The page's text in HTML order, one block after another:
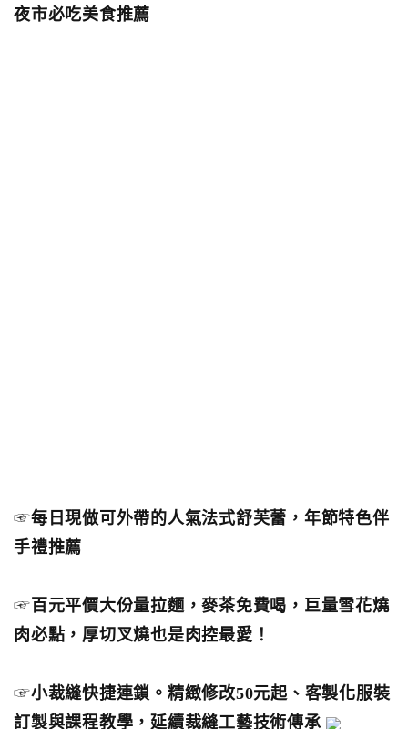
夜市必吃美食推薦
☞每日現做可外帶的人氣法式舒芙蕾，年節特色伴
手禮推薦
☞ 百元平價大份量拉麵，麥茶免費喝，巨量雪花燒
肉必點，厚切叉燒也是肉控最愛！
☞小裁縫快捷連鎖。精緻修改50元起、客製化服裝
訂製與課程教學，延續裁縫工藝技術傳承